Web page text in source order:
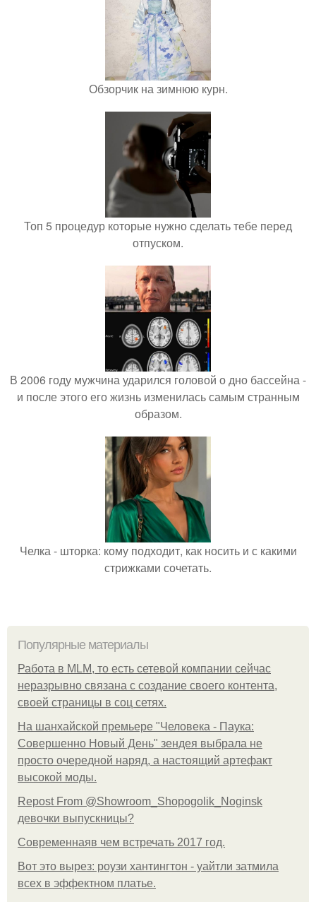
Обзорчик на зимнюю курн.
Топ 5 процедур которые нужно сделать тебе перед
отпуском.
В 2006 году мужчина ударился головой о дно бассейна -
и после этого его жизнь изменилась самым странным
образом.
Челка - шторка: кому подходит, как носить и с какими
стрижками сочетать.
Популярные материалы
Работа в MLM, то есть сетевой компании сейчас
неразрывно связана с создание своего контента,
своей страницы в соц сетях.
На шанхайской премьере "Человека - Паука:
Совершенно Новый День" зендея выбрала не
просто очередной наряд, а настоящий артефакт
высокой моды.
Repost From @Showroom_Shopogolik_Noginsk
девочки выпускницы?
Современнаяв чем встречать 2017 год.
Вот это вырез: роузи хантингтон - уайтли затмила
всех в эффектном платьe.